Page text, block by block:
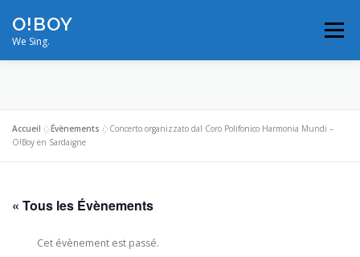
contenu
O!BOY
We Sing.
Menu
ON TOUR
NOUS CONTACTER
Accueil »Évènements »Concerto organizzato dal Coro Polifonico Harmonia Mundi –
O!Boy en Sardaigne
« Tous les Évènements
Cet évènement est passé.